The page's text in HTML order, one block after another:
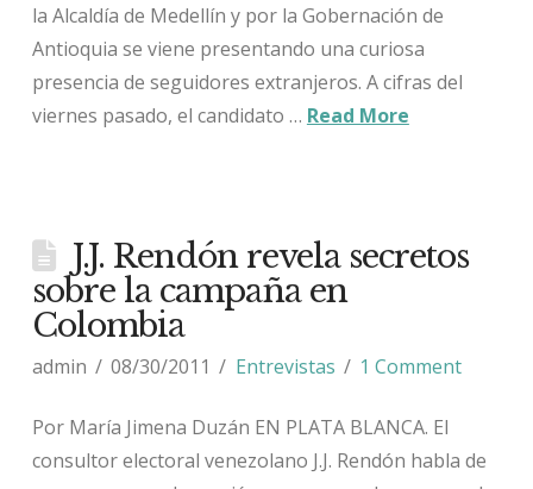
la Alcaldía de Medellín y por la Gobernación de
Antioquia se viene presentando una curiosa
presencia de seguidores extranjeros. A cifras del
viernes pasado, el candidato … Read More
J.J. Rendón revela secretos
sobre la campaña en
Colombia
admin 08/30/2011 Entrevistas 1 Comment
Por María Jimena Duzán EN PLATA BLANCA. El
consultor electoral venezolano J.J. Rendón habla de